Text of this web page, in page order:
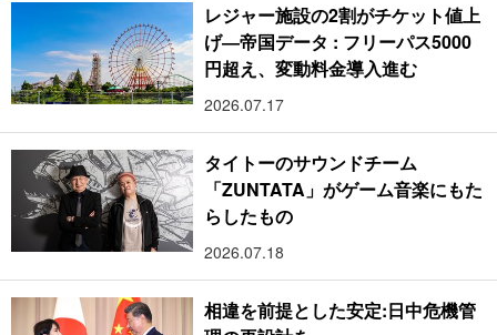
レジャー施設の2割がチケット値上
げ―帝国データ : フリーパス5000
円超え、変動料金導入進む
2026.07.17
タイトーのサウンドチーム
「ZUNTATA」がゲーム音楽にもた
らしたもの
2026.07.18
相違を前提とした安定:日中危機管